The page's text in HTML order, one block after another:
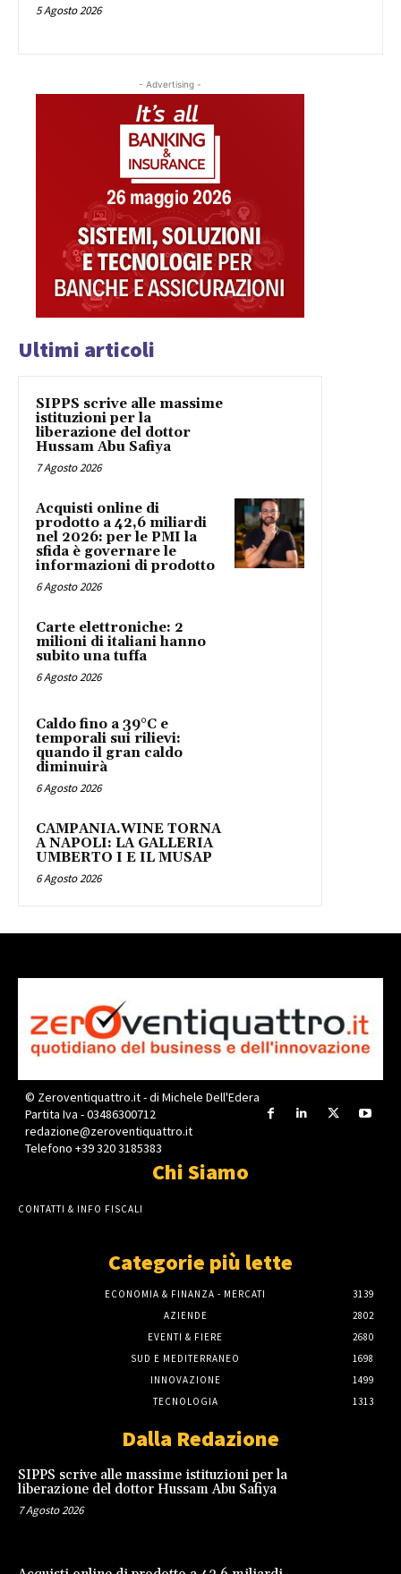
5 Agosto 2026
- Advertising -
Ultimi articoli
SIPPS scrive alle massime
istituzioni per la
liberazione del dottor
Hussam Abu Safiya
7 Agosto 2026
Acquisti online di
prodotto a 42,6 miliardi
nel 2026: per le PMI la
sfida è governare le
informazioni di prodotto
6 Agosto 2026
Carte elettroniche: 2
milioni di italiani hanno
subito una tuffa
6 Agosto 2026
Caldo fino a 39°C e
temporali sui rilievi:
quando il gran caldo
diminuirà
6 Agosto 2026
CAMPANIA.WINE TORNA
A NAPOLI: LA GALLERIA
UMBERTO I E IL MUSAP
6 Agosto 2026
© Zeroventiquattro.it - di Michele Dell'Edera
Partita Iva - 03486300712
redazione@zeroventiquattro.it
Telefono +39 320 3185383
Chi Siamo
CONTATTI & INFO FISCALI
Categorie più lette
ECONOMIA & FINANZA - MERCATI
3139
AZIENDE
2802
EVENTI & FIERE
2680
SUD E MEDITERRANEO
1698
INNOVAZIONE
1499
TECNOLOGIA
1313
Dalla Redazione
SIPPS scrive alle massime istituzioni per la
liberazione del dottor Hussam Abu Safiya
7 Agosto 2026